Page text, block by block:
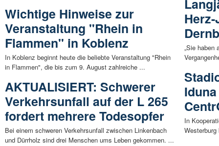
Wichtige Hinweise zur
Veranstaltung "Rhein in
Flammen" in Koblenz
In Koblenz beginnt heute die beliebte Veranstaltung "Rhein
in Flammen", die bis zum 9. August zahlreiche ...
AKTUALISIERT: Schwerer
Verkehrsunfall auf der L 265
fordert mehrere Todesopfer
Bei einem schweren Verkehrsunfall zwischen Linkenbach
und Dürrholz sind drei Menschen ums Leben gekommen. ...
„Sie haben
In